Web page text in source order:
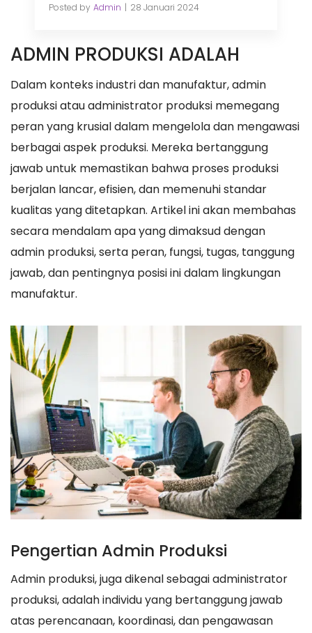
Posted by Admin 28 Januari 2024
ADMIN PRODUKSI ADALAH
Dalam konteks industri dan manufaktur, admin
produksi atau administrator produksi memegang
peran yang krusial dalam mengelola dan mengawasi
berbagai aspek produksi. Mereka bertanggung
jawab untuk memastikan bahwa proses produksi
berjalan lancar, efisien, dan memenuhi standar
kualitas yang ditetapkan. Artikel ini akan membahas
secara mendalam apa yang dimaksud dengan
admin produksi, serta peran, fungsi, tugas, tanggung
jawab, dan pentingnya posisi ini dalam lingkungan
manufaktur.
Pengertian Admin Produksi
Admin produksi, juga dikenal sebagai administrator
produksi, adalah individu yang bertanggung jawab
atas perencanaan, koordinasi, dan pengawasan